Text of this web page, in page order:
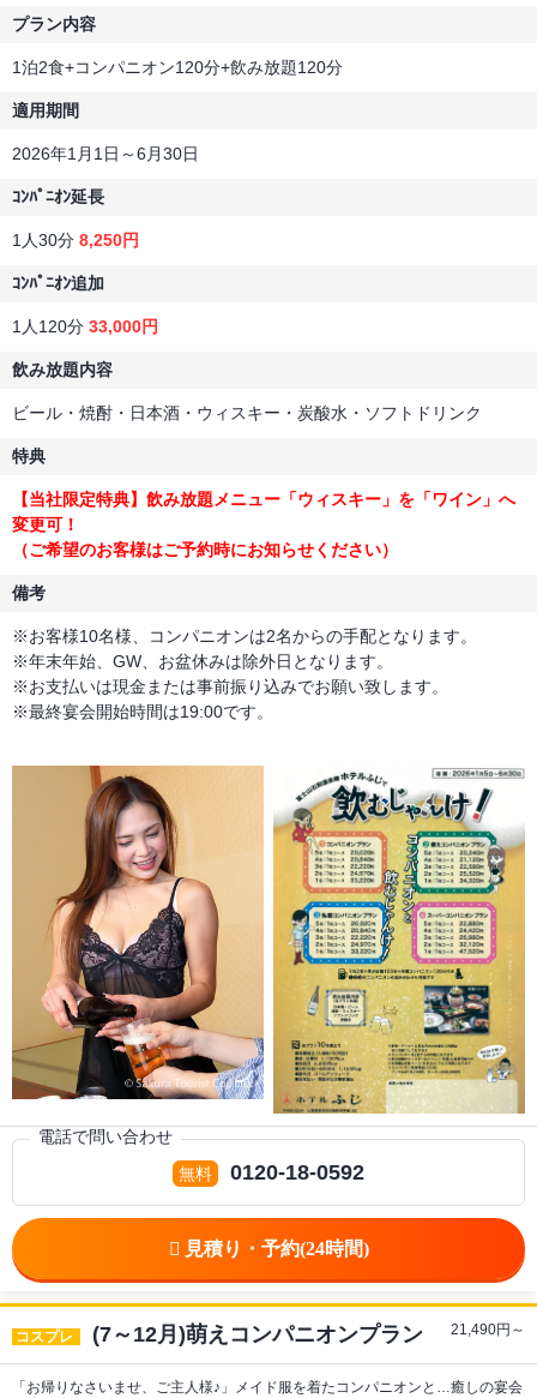
プラン内容
1泊2食+コンパニオン120分+飲み放題120分
適用期間
2026年1月1日～6月30日
ｺﾝﾊﾟﾆｵﾝ延長
1人30分 8,250円
ｺﾝﾊﾟﾆｵﾝ追加
1人120分 33,000円
飲み放題内容
ビール・焼酎・日本酒・ウィスキー・炭酸水・ソフトドリンク
特典
【当社限定特典】飲み放題メニュー「ウィスキー」を「ワイン」へ
変更可！
（ご希望のお客様はご予約時にお知らせください）
備考
※お客様10名様、コンパニオンは2名からの手配となります。
※年末年始、GW、お盆休みは除外日となります。
※お支払いは現金または事前振り込みでお願い致します。
※最終宴会開始時間は19:00です。
電話で問い合わせ
0120-18-0592
コスプレ (7～12月)萌えコンパニオンプラン 21,490円～
「お帰りなさいませ、ご主人様♪」メイド服を着たコンパニオンと…癒しの宴会